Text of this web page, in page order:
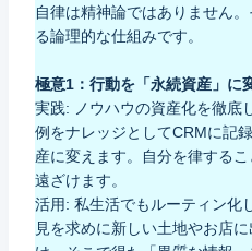
自律は精神論ではありません
る論理的な仕組みです。
極意1：行動を「永続資産」に
実践: ノウハウの資産化を徹底
例をナレッジとしてCRMに記
産に変えます。自分を律する
遠ざけます。
活用: 私生活でもルーティン化
見を求めに新しい土地やお店